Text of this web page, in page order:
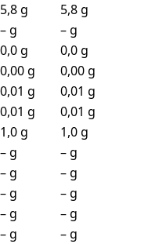
5,8 g
5,8 g
– g
– g
0,0 g
0,0 g
0,00 g
0,00 g
0,01 g
0,01 g
0,01 g
0,01 g
1,0 g
1,0 g
– g
– g
– g
– g
– g
– g
– g
– g
– g
– g